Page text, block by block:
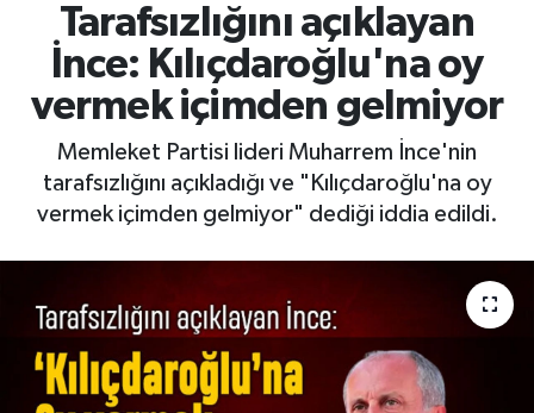
Tarafsızlığını açıklayan
İnce: Kılıçdaroğlu'na oy
vermek içimden gelmiyor
Memleket Partisi lideri Muharrem İnce'nin
tarafsızlığını açıkladığı ve "Kılıçdaroğlu'na oy
vermek içimden gelmiyor" dediği iddia edildi.